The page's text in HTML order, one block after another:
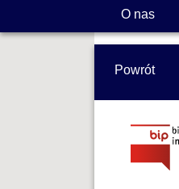
O nas
Powrót